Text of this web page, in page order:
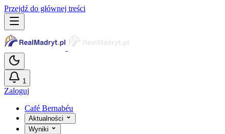
Przejdź do głównej treści
1
Zaloguj
Café Bernabéu
Aktualności
Wyniki